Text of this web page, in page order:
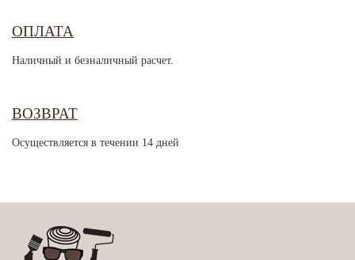
ОПЛАТА
Наличный и безналичный расчет.
ВОЗВРАТ
Осуществляется в течении 14 дней